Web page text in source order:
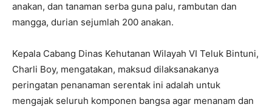
anakan, dan tanaman serba guna palu, rambutan dan
mangga, durian sejumlah 200 anakan.
Kepala Cabang Dinas Kehutanan Wilayah VI Teluk Bintuni,
Charli Boy, mengatakan, maksud dilaksanakanya
peringatan penanaman serentak ini adalah untuk
mengajak seluruh komponen bangsa agar menanam dan